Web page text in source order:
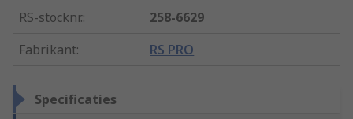
RS-stocknr.:
258-6629
Fabrikant: RS PRO
Specificaties